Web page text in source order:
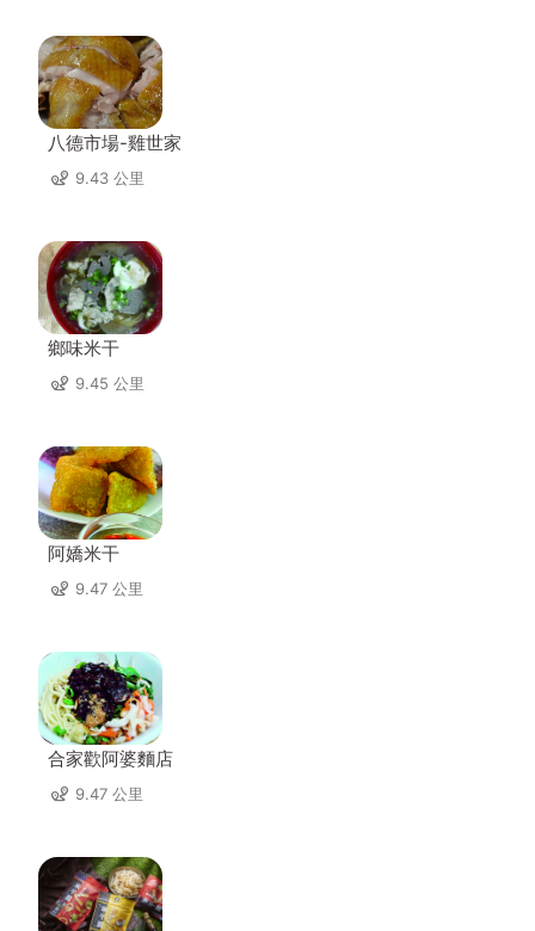
八德市場-雞世家
9.43 公里
鄉味米干
9.45 公里
阿嬌米干
9.47 公里
合家歡阿婆麵店
9.47 公里